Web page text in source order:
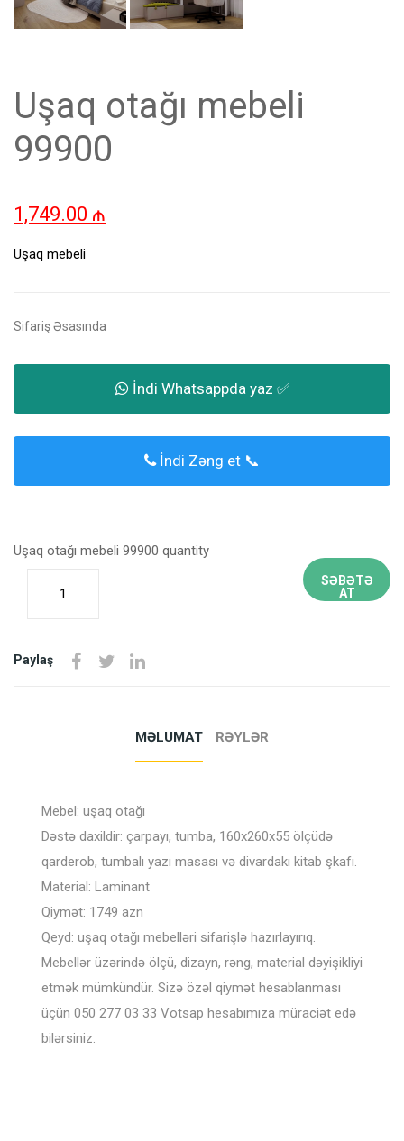
Uşaq otağı mebeli
99900
1,749.00 ₼
Uşaq mebeli
Sifariş Əsasında
İndi Whatsappda yaz ✅
İndi Zəng et 📞
Uşaq otağı mebeli 99900 quantity
SƏBƏTƏ
AT
Paylaş
MƏLUMAT RƏYLƏR
Mebel: uşaq otağı
Dəstə daxildir: çarpayı, tumba, 160x260x55 ölçüdə
qarderob, tumbalı yazı masası və divardakı kitab şkafı.
Material: Laminant
Qiymət: 1749 azn
Qeyd: uşaq otağı mebelləri sifarişlə hazırlayırıq.
Mebellər üzərində ölçü, dizayn, rəng, material dəyişikliyi
etmək mümkündür. Sizə özəl qiymət hesablanması
üçün 050 277 03 33 Votsap hesabımıza müraciət edə
bilərsiniz.